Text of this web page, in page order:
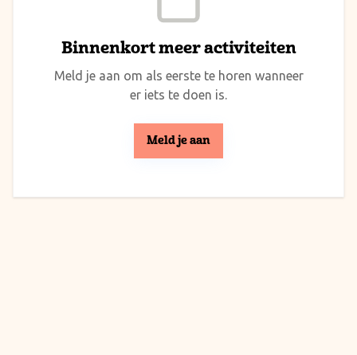
Binnenkort meer activiteiten
Meld je aan om als eerste te horen wanneer
er iets te doen is.
Meld je aan